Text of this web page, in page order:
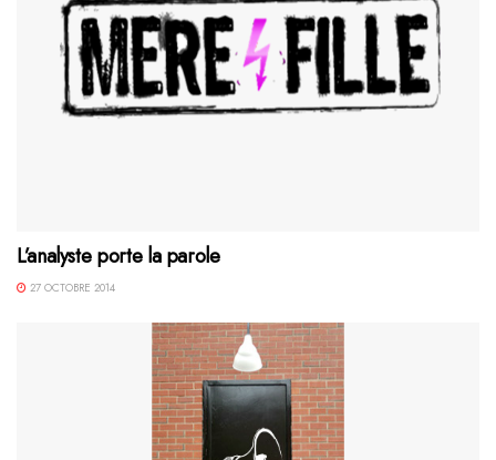
L’analyste porte la parole
27 OCTOBRE 2014